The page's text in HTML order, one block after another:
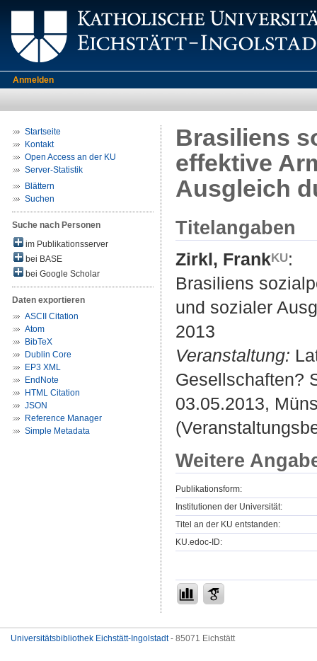
Anmelden
Startseite
Kontakt
Open Access an der KU
Server-Statistik
Blättern
Suchen
Suche nach Personen
im Publikationsserver
bei BASE
bei Google Scholar
Daten exportieren
ASCII Citation
Atom
BibTeX
Dublin Core
EP3 XML
EndNote
HTML Citation
JSON
Reference Manager
Simple Metadata
Brasiliens
effektive
Ausgleich
Titelangaben
Zirkl, Frank
:
Brasiliens
und sozialer
2013
Veranstaltung:
Gesellschaften?
03.05.2013,
Weitere
Publikationsform:
Institutionen der Universität:
Titel an der KU entstanden:
KU.edoc-ID:
Universitätsbibliothek Eichstätt-Ingolstadt- 85071 Eichstätt